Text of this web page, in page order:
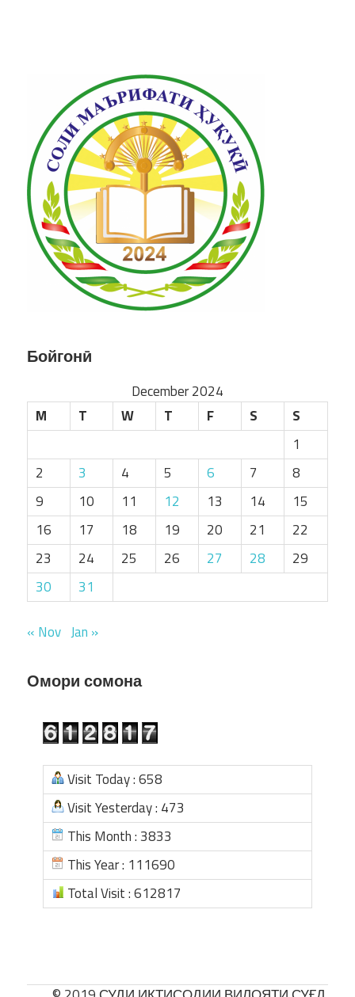
Бойгонӣ
December 2024
M
T W T F S
S
1
2
3 4 5 6 7
8
9
10 11 12 13 14
15
16
17 18 19 20 21
22
23
24 25 26 27 28
29
30
31
« Nov Jan »
Омори сомона
Visit Today : 658
Visit Yesterday : 473
This Month : 3833
This Year : 111690
Total Visit : 612817